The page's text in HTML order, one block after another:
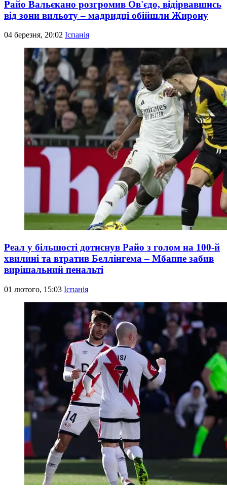
Райо Вальєкано розгромив Ов'єдо, відірвавшись
від зони вильоту – мадридці обійшли Жирону
04 березня, 20:02 Іспанія
Реал у більшості дотиснув Райо з голом на 100-й
хвилині та втратив Беллінгема – Мбаппе забив
вирішальний пенальті
01 лютого, 15:03 Іспанія